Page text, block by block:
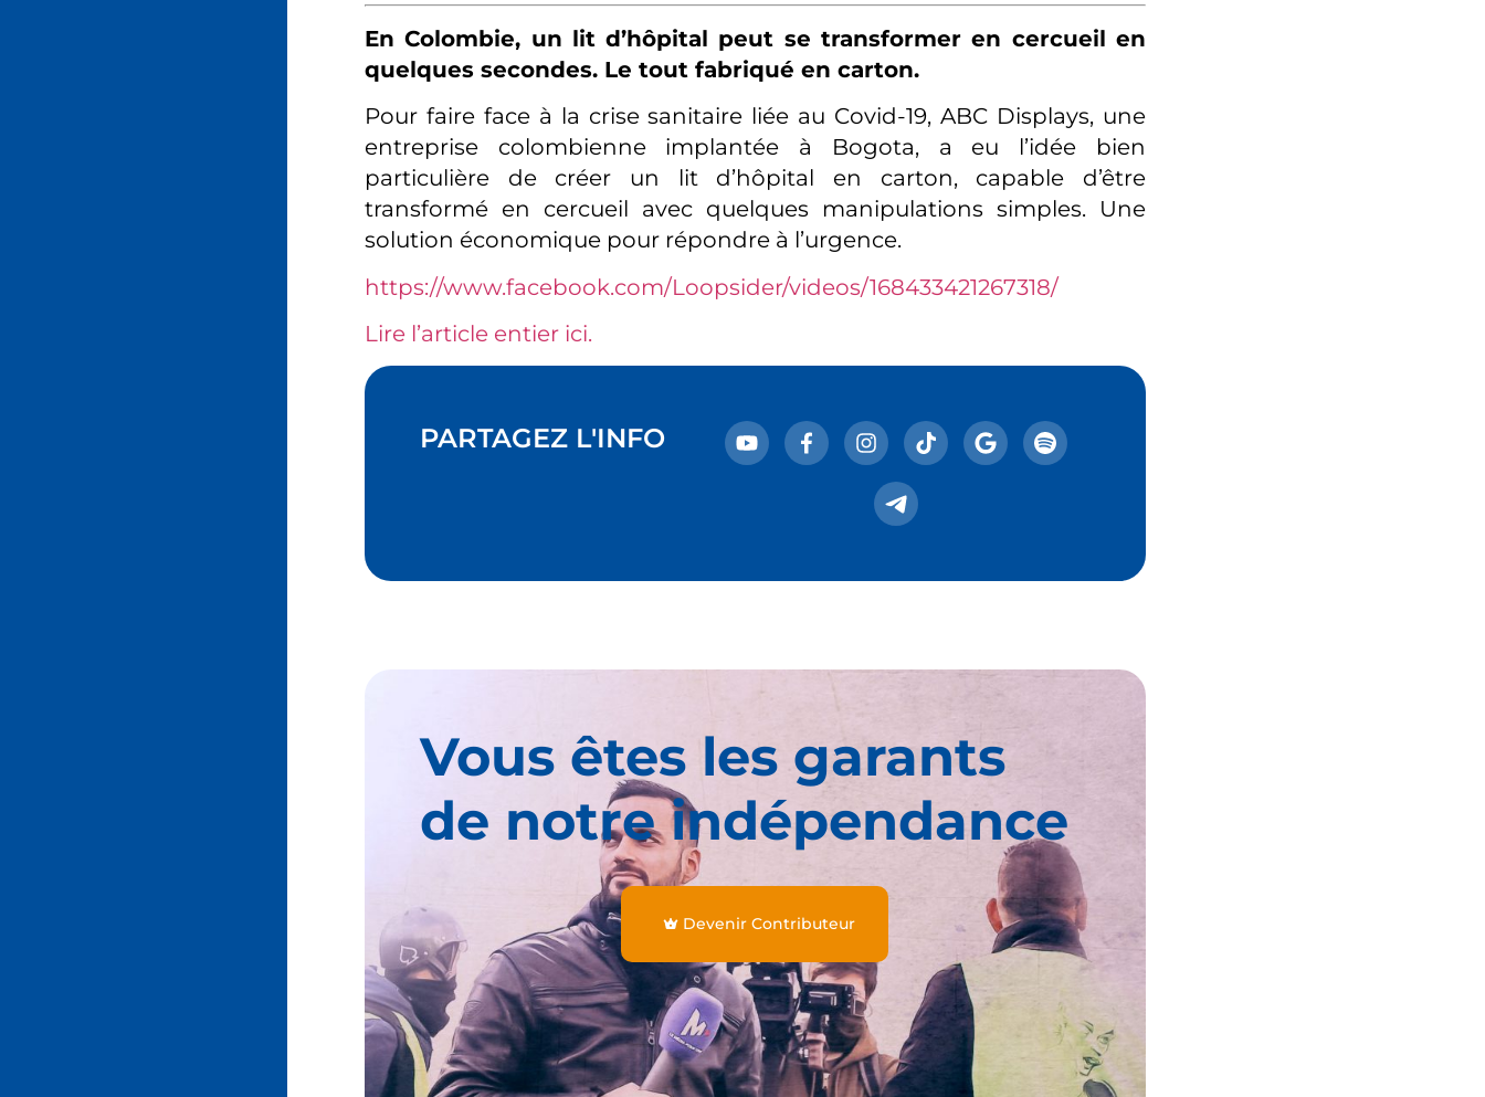
En Colombie, un lit d’hôpital peut se transformer en cercueil en
quelques secondes. Le tout fabriqué en carton.
Pour faire face à la crise sanitaire liée au Covid-19, ABC Displays, une
entreprise colombienne implantée à Bogota, a eu l’idée bien
particulière de créer un lit d’hôpital en carton, capable d’être
transformé en cercueil avec quelques manipulations simples. Une
solution économique pour répondre à l’urgence.
https://www.facebook.com/Loopsider/videos/168433421267318/
Lire l’article entier ici.
PARTAGEZ L'INFO
Vous êtes les garants
de notre indépendance
Devenir Contributeur